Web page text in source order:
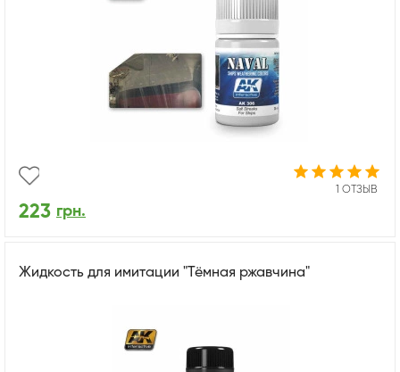
1 ОТЗЫВ
223 грн.
Жидкость для имитации "Тёмная ржавчина"